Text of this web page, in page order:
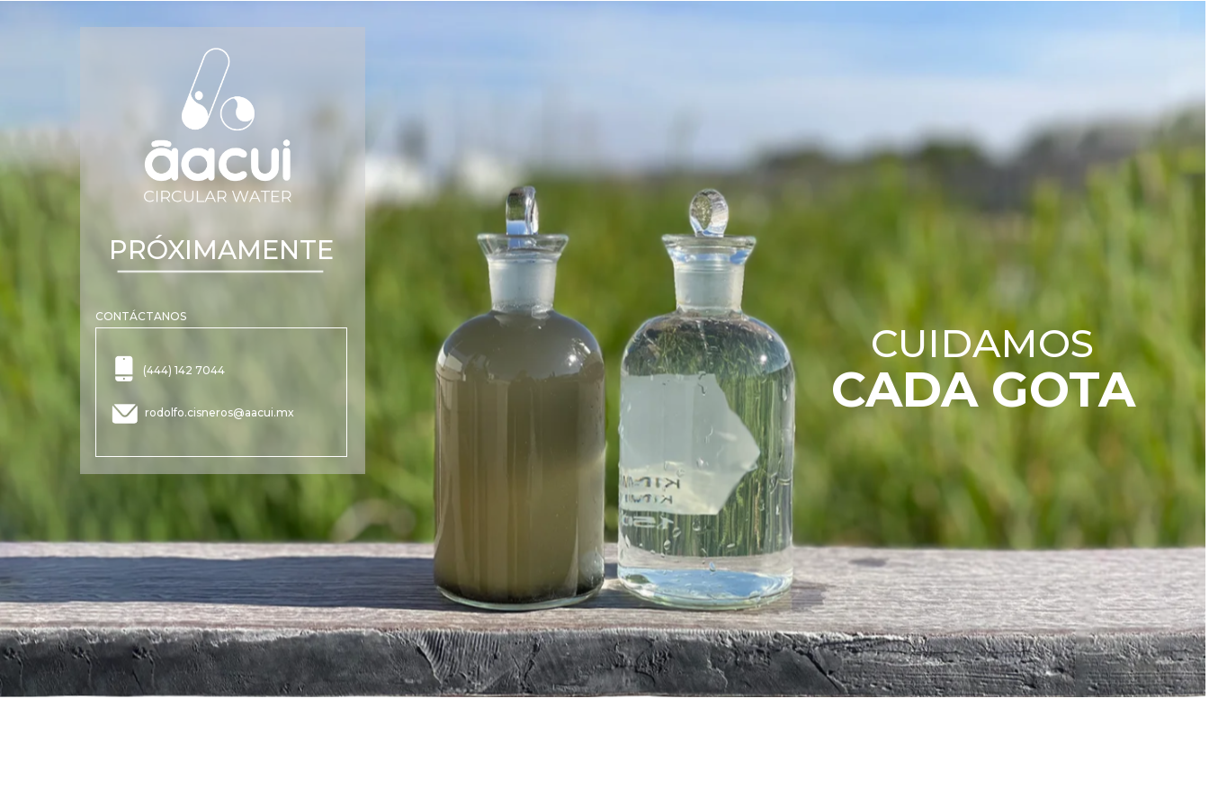
PRÓXIMAMENTE
CUIDAMOS
CADA GOTA
CONTÁCTANOS
(444) 142 7044
rodolfo.cisneros@aacui.mx